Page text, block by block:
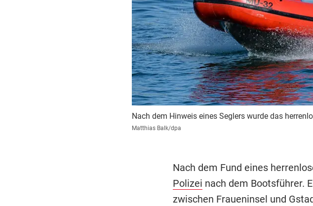
Nach dem Hinweis eines Seglers wurde das
Matthias Balk/dpa
Nach dem Fund eines
Polizei nach dem Bootsführer.
zwischen Fraueninsel und